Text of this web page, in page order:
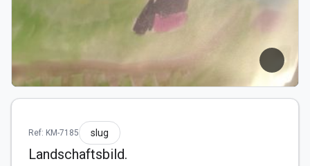
Ref: KM-7185 slug
Landschaftsbild.